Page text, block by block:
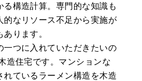
る構造計算。専門的な知識も
的なリソース不足から実施が
ります。
一つに入れていただきたいの
造住宅です。マンションな
れているラーメン構造を木造